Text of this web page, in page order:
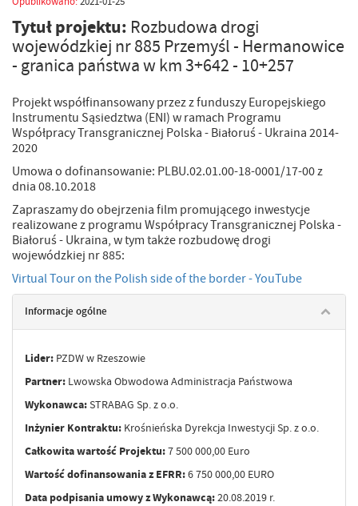
Tytuł projektu: Rozbudowa drogi
wojewódzkiej nr 885 Przemyśl - Hermanowice
- granica państwa w km 3+642 - 10+257
Projekt współfinansowany przez z funduszy Europejskiego
Instrumentu Sąsiedztwa (ENI) w ramach Programu
Współpracy Transgranicznej Polska - Białoruś - Ukraina 2014-
2020
Umowa o dofinansowanie: PLBU.02.01.00-18-0001/17-00 z
dnia 08.10.2018
Zapraszamy do obejrzenia film promującego inwestycje
realizowane z programu Współpracy Transgranicznej Polska -
Białoruś - Ukraina, w tym także rozbudowę drogi
wojewódzkiej nr 885:
Virtual Tour on the Polish side of the border - YouTube
Informacje ogólne
Lider: PZDW w Rzeszowie
Partner: Lwowska Obwodowa Administracja Państwowa
Wykonawca:STRABAG Sp. z o.o.
Inżynier Kontraktu: Krośnieńska Dyrekcja Inwestycji Sp. z o.o.
Całkowita wartość Projektu:7 500 000,00 Euro
Wartość dofinansowania z EFRR:6 750 000,00 EURO
Data podpisania umowy z Wykonawcą:20.08.2019 r.